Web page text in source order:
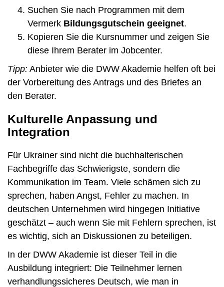
Suchen Sie nach Programmen mit dem
Vermerk Bildungsgutschein geeignet.
Kopieren Sie die Kursnummer und zeigen Sie
diese Ihrem Berater im Jobcenter.
Tipp: Anbieter wie die DWW Akademie helfen oft bei
der Vorbereitung des Antrags und des Briefes an
den Berater.
Kulturelle Anpassung und
Integration
Für Ukrainer sind nicht die buchhalterischen
Fachbegriffe das Schwierigste, sondern die
Kommunikation im Team. Viele schämen sich zu
sprechen, haben Angst, Fehler zu machen. In
deutschen Unternehmen wird hingegen Initiative
geschätzt – auch wenn Sie mit Fehlern sprechen, ist
es wichtig, sich an Diskussionen zu beteiligen.
In der DWW Akademie ist dieser Teil in die
Ausbildung integriert: Die Teilnehmer lernen
verhandlungssicheres Deutsch, wie man in